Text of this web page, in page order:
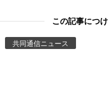
この記事につ
共同通信ニュース